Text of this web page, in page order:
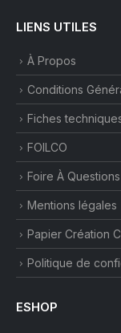
LIENS UTILES
À Propos
Conditions
Fiches
FOILCO
Foire À Questions
Mentions légales
Papier Création
Politique de
ESHOP